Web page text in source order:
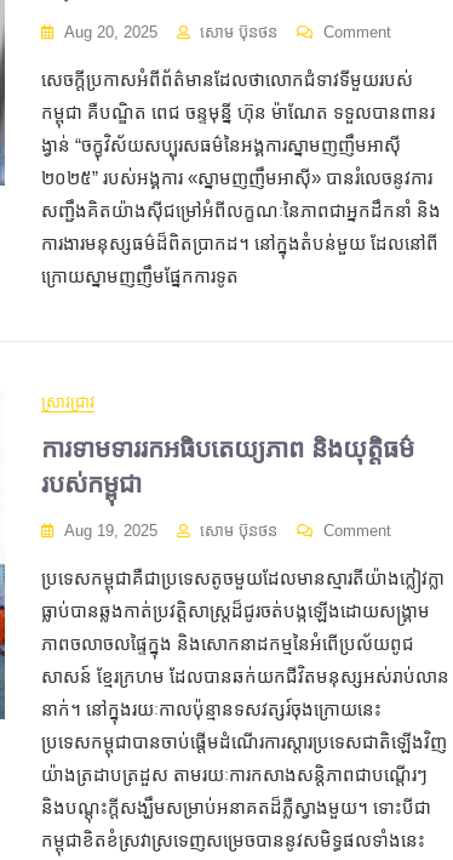
Aug 20, 2025 សោម ប៊ុនថន Comment
សេចក្ដីប្រកាសអំពីព័ត៌មានដែលថាលោក​ជំទាវទីមួយរបស់
កម្ពុជា គឺបណ្ឌិត ពេជ ចន្ទមុន្នី ហ៊ុន ម៉ាណែត ទទួលបានពានរ
ង្វាន់ “ចក្ខុវិស័យសប្បុរសធម៌នៃអង្គការស្នាមញញឹមអាស៊ី
២០២៥” របស់អង្គការ «ស្នាមញញឹមអាស៊ី» បានរំលេចនូវការ
សញ្ជឹងគិត​យ៉ាងស៊ីជម្រៅអំពីលក្ខណៈនៃភាពជាអ្នកដឹកនាំ និង
ការងារមនុស្សធម៌ដ៏ពិតប្រាកដ។ នៅក្នុងតំបន់មួយ ដែលនៅពី
ក្រោយស្នាមញញឹមផ្នែកការទូត
ស្រាវជ្រាវ
ការទាមទាររកអធិបតេយ្យភាព និងយុត្តិធម៌
របស់កម្ពុជា
Aug 19, 2025 សោម ប៊ុនថន Comment
ប្រទេសកម្ពុជាគឺជាប្រទេសតូចមួយដែលមានស្មារតីយ៉ាងក្លៀវក្លា
ធ្លាប់បានឆ្លងកាត់ប្រវត្តិសាស្ត្រដ៏ជូរចត់បង្កឡើងដោយសង្គ្រាម
ភាពចលាចលផ្ទៃក្នុង និងសោកនាដកម្មនៃអំពើប្រល័យពូជ
សាសន៍ ខ្មែរក្រហម ដែលបានឆក់យកជីវិតមនុស្សអស់រាប់លាន
នាក់។ នៅក្នុងរយៈកាលប៉ុន្មានទសវត្សរ៍ចុងក្រោយនេះ
ប្រទេសកម្ពុជាបានចាប់ផ្តើមដំណើរការស្តារប្រទេសជាតិឡើងវិញ
យ៉ាងត្រដាបត្រដួស តាមរយៈការកសាងសន្តិភាពជាបណ្តើរៗ
និងបណ្ដុះក្តីសង្ឃឹមសម្រាប់អនាគតដ៏ភ្លឺស្វាងមួយ។ ទោះបីជា
កម្ពុជាខិតខំស្រវាស្រទេញសម្រេចបាននូវសមិទ្ធផលទាំងនេះ